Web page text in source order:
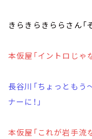
きらきらきららさん「
本仮屋「イントロじゃ
長谷川「ちょっとも
ナーに！」
本仮屋「これが岩手流な